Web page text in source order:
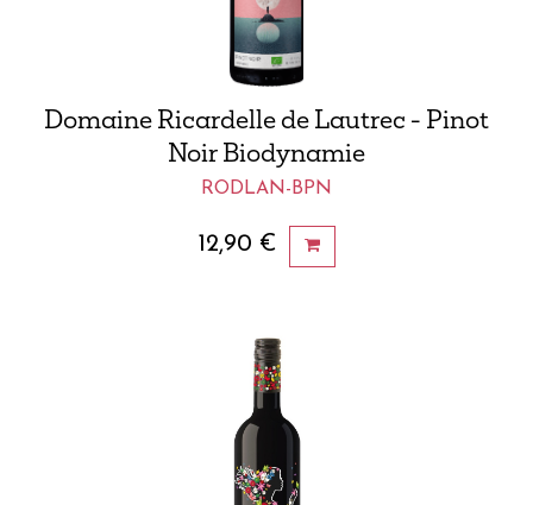
Domaine Ricardelle de Lautrec - Pinot
Noir Biodynamie
RODLAN-BPN
12,90 €